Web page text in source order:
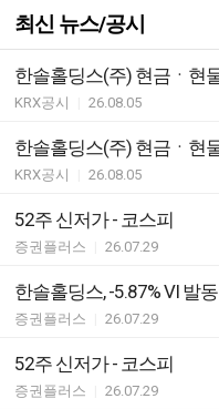
최신 뉴스/공시
KRX공시 26.08.05
KRX공시 26.08.05
52주 신저가 - 코스피
증권플러스 26.07.29
한솔홀딩스, -5.87% VI 발동
증권플러스 26.07.29
52주 신저가 - 코스피
증권플러스 26.07.29